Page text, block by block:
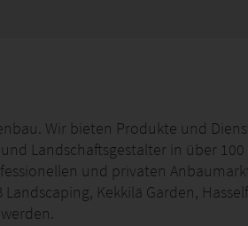
Wir bieten Produkte und
Landschaftsgestalter in über 100
und privaten
Kekkilä Garden,